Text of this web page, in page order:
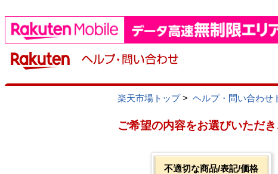
楽天市場トップ> ヘルプ・問い合わせ
ご希望の内容をお選びいただ
不適切な商品/表記/価格